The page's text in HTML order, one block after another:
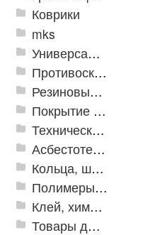
Коврики
mks
Универсальные модульные покрытия
Противоскользящая защита для лестниц, профили, ленты
Резиновые и ПВХ дорожки
Покрытие из резиновой крошки
Техническая резина
Асбестотехнические и теплоизоляционные материалы
Кольца, шайбы, манжеты
Полимеры и пластики
Клей, химия, сопутствующие товары
Товары для дома